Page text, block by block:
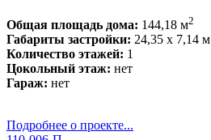
Общая площадь дома: 144,18 м2
Габариты застройки: 24,35 x 7,14 м
Количество этажей: 1
Цокольный этаж: нет
Гараж: нет
Подробнее о проекте...